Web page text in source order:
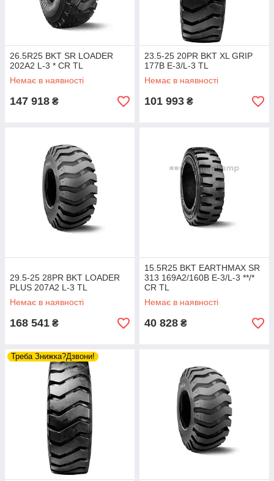
26.5R25 BKT SR LOADER
202A2 L-3 * СR TL
Немає в наявності
147 918 ₴
23.5-25 20PR BKT XL GRIP
177B E-3/L-3 TL
Немає в наявності
101 993 ₴
29.5-25 28PR BKT LOADER
PLUS 207A2 L-3 TL
Немає в наявності
168 541 ₴
15.5R25 BKT EARTHMAX SR
313 169A2/160B E-3/L-3 **/*
CR TL
Немає в наявності
40 828 ₴
Треба Знижка?Дзвони!